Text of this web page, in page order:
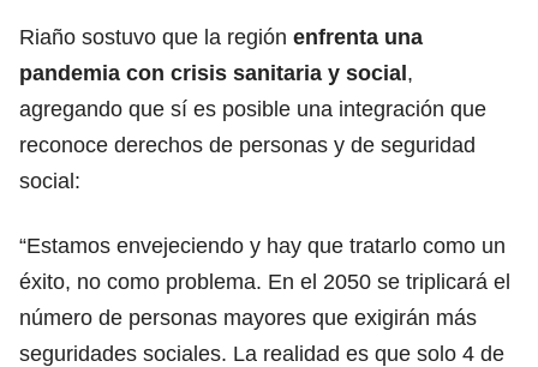
Riaño sostuvo que la región enfrenta una
pandemia con crisis sanitaria y social,
agregando que sí es posible una integración que
reconoce derechos de personas y de seguridad
social:
“Estamos envejeciendo y hay que tratarlo como un
éxito, no como problema. En el 2050 se triplicará el
número de personas mayores que exigirán más
seguridades sociales. La realidad es que solo 4 de